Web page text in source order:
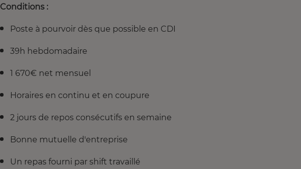
Conditions :
Poste à pourvoir dès que possible en CDI
39h hebdomadaire
1 670€ net mensuel
Horaires en continu et en coupure
2 jours de repos consécutifs en semaine
Bonne mutuelle d'entreprise
Un repas fourni par shift travaillé